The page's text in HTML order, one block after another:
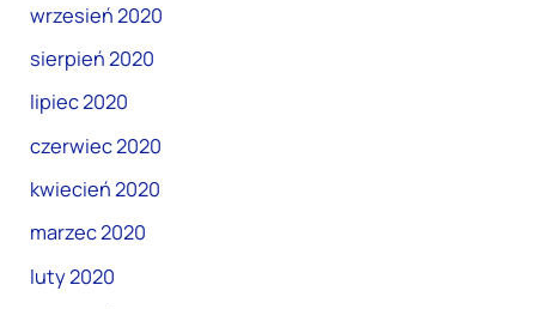
wrzesień 2020
sierpień 2020
lipiec 2020
czerwiec 2020
kwiecień 2020
marzec 2020
luty 2020